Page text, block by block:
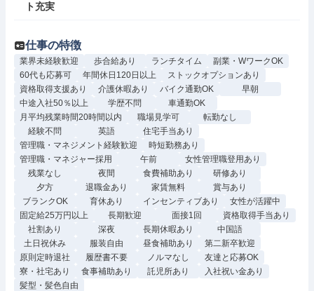
ト充実
仕事の特徴
業界未経験歓迎 歩合給あり ランチタイム
副業・WワークOK
60代も応募可
年間休日120日以上
ストックオプションあり
資格取得支援あり
介護休暇あり バイク通勤OK
早朝
中途入社50％以上
学歴不問
車通勤OK
月平均残業時間20時間以内
職場見学可
転勤なし
経験不問
英語
住宅手当あり
管理職・マネジメント経験歓迎
時短勤務あり
管理職・マネジャー採用
午前
女性管理職登用あり
残業なし
夜間 食費補助あり
研修あり
夕方
退職金あり 家賃無料
賞与あり
ブランクOK
育休あり インセンティブあり
女性が活躍中
固定給25万円以上
長期歓迎 面接1回
資格取得手当あり
社割あり
深夜 長期休暇あり
中国語
土日祝休み
服装自由 昼食補助あり
第二新卒歓迎
原則定時退社
履歴書不要 ノルマなし
友達と応募OK
寮・社宅あり
食事補助あり 託児所あり
入社祝い金あり
髪型・髪色自由